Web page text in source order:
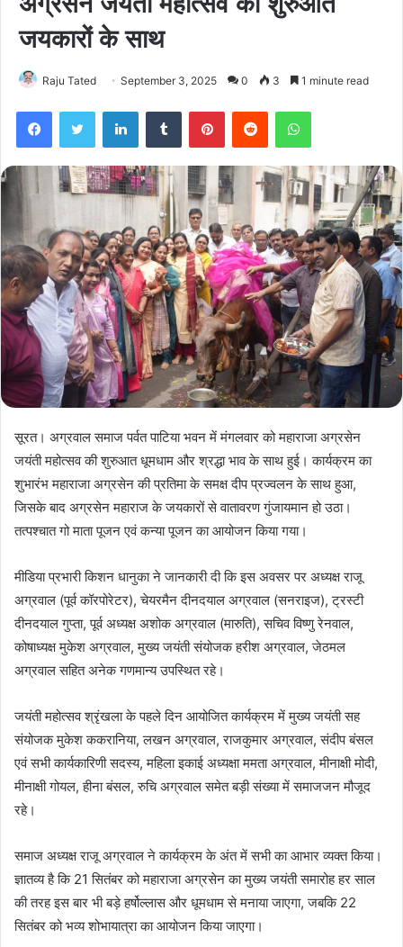
जयकारों के साथ
Raju Tated September 3, 2025 0 3 1 minute read
FacebookTwitter LinkedInTumblr PinterestReddit WhatsApp
सूरत। अग्रवाल समाज पर्वत पाटिया भवन में मंगलवार को महाराजा अग्रसेन
जयंती महोत्सव की शुरुआत धूमधाम और श्रद्धा भाव के साथ हुई। कार्यक्रम का
शुभारंभ महाराजा अग्रसेन की प्रतिमा के समक्ष दीप प्रज्वलन के साथ हुआ,
जिसके बाद अग्रसेन महाराज के जयकारों से वातावरण गुंजायमान हो उठा।
तत्पश्चात गो माता पूजन एवं कन्या पूजन का आयोजन किया गया।
मीडिया प्रभारी किशन धानुका ने जानकारी दी कि इस अवसर पर अध्यक्ष राजू
अग्रवाल (पूर्व कॉरपोरेटर), चेयरमैन दीनदयाल अग्रवाल (सनराइज), ट्रस्टी
दीनदयाल गुप्ता, पूर्व अध्यक्ष अशोक अग्रवाल (मारुति), सचिव विष्णु रेनवाल,
कोषाध्यक्ष मुकेश अग्रवाल, मुख्य जयंती संयोजक हरीश अग्रवाल, जेठमल
अग्रवाल सहित अनेक गणमान्य उपस्थित रहे।
जयंती महोत्सव श्रृंखला के पहले दिन आयोजित कार्यक्रम में मुख्य जयंती सह
संयोजक मुकेश ककरानिया, लखन अग्रवाल, राजकुमार अग्रवाल, संदीप बंसल
एवं सभी कार्यकारिणी सदस्य, महिला इकाई अध्यक्षा ममता अग्रवाल, मीनाक्षी मोदी,
मीनाक्षी गोयल, हीना बंसल, रुचि अग्रवाल समेत बड़ी संख्या में समाजजन मौजूद
रहे।
समाज अध्यक्ष राजू अग्रवाल ने कार्यक्रम के अंत में सभी का आभार व्यक्त किया।
ज्ञातव्य है कि 21 सितंबर को महाराजा अग्रसेन का मुख्य जयंती समारोह हर साल
की तरह इस बार भी बड़े हर्षोल्लास और धूमधाम से मनाया जाएगा, जबकि 22
सितंबर को भव्य शोभायात्रा का आयोजन किया जाएगा।